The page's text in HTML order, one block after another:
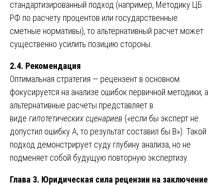
стандартизированный подход (например, Методику ЦБ
РФ по расчету процентов или государственные
сметные нормативы), то альтернативный расчет может
существенно усилить позицию стороны.
2.4. Рекомендация
Оптимальная стратегия — рецензент в основном
фокусируется на анализе ошибок первичной методики, а
альтернативные расчеты представляет в
виде гипотетических сценариев («если бы эксперт не
допустил ошибку А, то результат составил бы В»). Такой
подход демонстрирует суду глубину анализа, но не
подменяет собой будущую повторную экспертизу.
Глава 3. Юридическая сила рецензии на заключение